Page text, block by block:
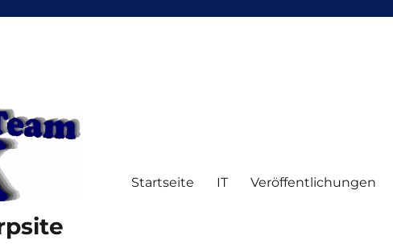
Startseite IT Veröffentlichungen